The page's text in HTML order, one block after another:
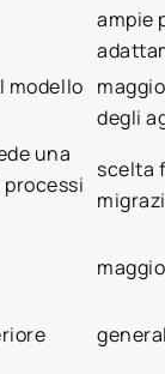
ampie
modello
degli
una
scelta